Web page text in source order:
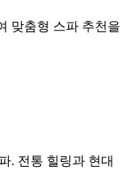
맞춤형 스파 추천을
. 전통 힐링과 현대